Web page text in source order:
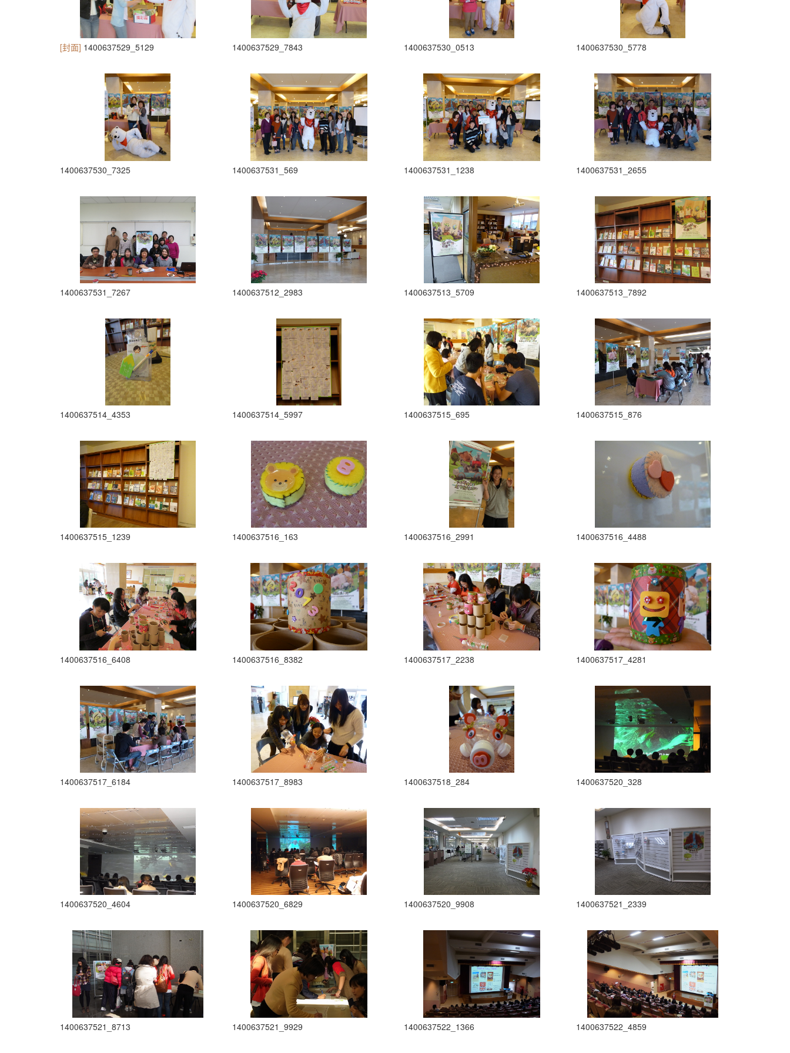
[封面] 1400637529_5129 1400637529_7843 1400637530_0513 1400637530_5778
1400637530_7325 1400637531_569 1400637531_1238 1400637531_2655
1400637531_7267 1400637512_2983 1400637513_5709 1400637513_7892
1400637514_4353 1400637514_5997 1400637515_695 1400637515_876
1400637515_1239 1400637516_163 1400637516_2991 1400637516_4488
1400637516_6408 1400637516_8382 1400637517_2238 1400637517_4281
1400637517_6184 1400637517_8983 1400637518_284 1400637520_328
1400637520_4604 1400637520_6829 1400637520_9908 1400637521_2339
1400637521_8713 1400637521_9929 1400637522_1366 1400637522_4859